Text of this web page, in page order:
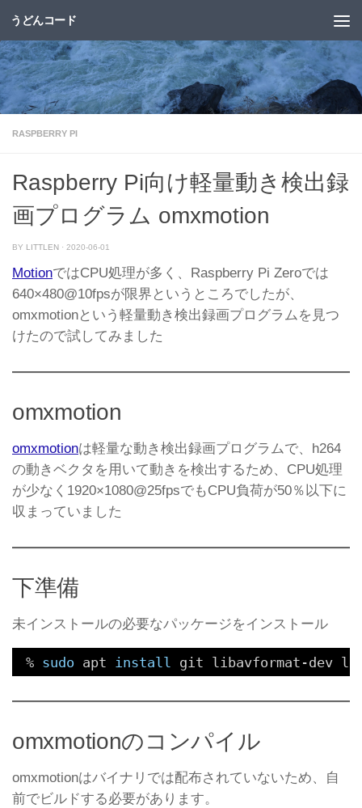
コンテンツへスキップ
うどんコード
RASPBERRY PI
Raspberry Pi向け軽量動き検出録
画プログラム omxmotion
BY LITTLEN · 2020-06-01
MotionではCPU処理が多く、Raspberry Pi Zeroでは
640×480@10fpsが限界というところでしたが、
omxmotionという軽量動き検出録画プログラムを見つ
けたので試してみました
omxmotion
omxmotionは軽量な動き検出録画プログラムで、h264
の動きベクタを用いて動きを検出するため、CPU処理
が少なく1920×1080@25fpsでもCPU負荷が50％以下に
収まっていました
下準備
未インストールの必要なパッケージをインストール
% sudo apt install git libavformat-dev
omxmotionのコンパイル
omxmotionはバイナリでは配布されていないため、自
前でビルドする必要があります。